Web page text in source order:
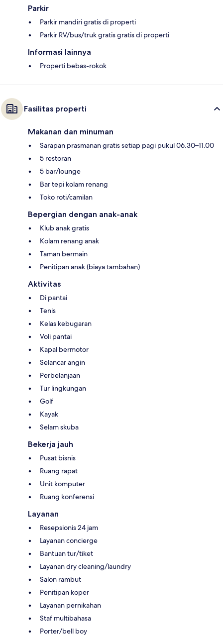
Parkir
Parkir mandiri gratis di properti
Parkir RV/bus/truk gratis gratis di properti
Informasi lainnya
Properti bebas-rokok
Fasilitas properti
Makanan dan minuman
Sarapan prasmanan gratis setiap pagi pukul 06.30–11.00
5 restoran
5 bar/lounge
Bar tepi kolam renang
Toko roti/camilan
Bepergian dengan anak-anak
Klub anak gratis
Kolam renang anak
Taman bermain
Penitipan anak (biaya tambahan)
Aktivitas
Di pantai
Tenis
Kelas kebugaran
Voli pantai
Kapal bermotor
Selancar angin
Perbelanjaan
Tur lingkungan
Golf
Kayak
Selam skuba
Bekerja jauh
Pusat bisnis
Ruang rapat
Unit komputer
Ruang konferensi
Layanan
Resepsionis 24 jam
Layanan concierge
Bantuan tur/tiket
Layanan dry cleaning/laundry
Salon rambut
Penitipan koper
Layanan pernikahan
Staf multibahasa
Porter/bell boy